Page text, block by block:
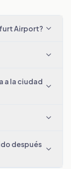
Airport?
a la ciudad
después